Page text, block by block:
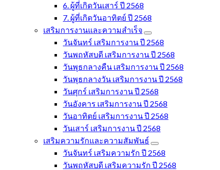
6. ผู้ที่เกิดวันเสาร์ ปี 2568
7. ผู้ที่เกิดวันอาทิตย์ ปี 2568
เสริมการงานและความสำเร็จ
วันจันทร์ เสริมการงาน ปี 2568
วันพฤหัสบดี เสริมการงาน ปี 2568
วันพุธกลางคืน เสริมการงาน ปี 2568
วันพุธกลางวัน เสริมการงาน ปี 2568
วันศุกร์ เสริมการงาน ปี 2568
วันอังคาร เสริมการงาน ปี 2568
วันอาทิตย์ เสริมการงาน ปี 2568
วันเสาร์ เสริมการงาน ปี 2568
เสริมความรักและความสัมพันธ์
วันจันทร์ เสริมความรัก ปี 2568
วันพฤหัสบดี เสริมความรัก ปี 2568